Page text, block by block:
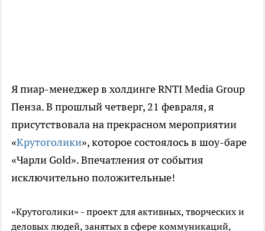
Я пиар-менеджер в холдинге RNTI Media Group
Пенза. В прошлый четверг, 21 февраля, я
присутствовала на прекрасном мероприятии
«Крутоголики», которое состоялось в шоу-баре
«Чарли Gold». Впечатления от события
исключительно положительные!
«Крутоголики» - проект для активных, творческих и
деловых людей, занятых в сфере коммуникаций,